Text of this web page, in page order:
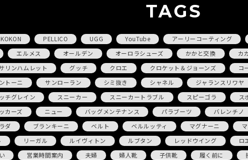
TAGS
KOKON PELLICO UGG YouTube アーリーコーティング
エルメス オールデン オーロラシューズ かかと交換 カ
リンハムレット グッチ クロエ クロケット＆ジョーンズ コ
トーニ サンローラン シミ抜き シャネル ジャランスリワヤ
チグレイン スニーカー スニーカートラブル スピーゴラ ス
カーズ ニュー バッグメンテナンス パラブーツ バレンチノ
ダ ブランキーニ ベルト ベルルッティ マグナーニ
リーガル ルイヴィトン ルブタン レッドウイング ロ
営業時間案内 夫婦 婦人靴 子供靴 履く前に